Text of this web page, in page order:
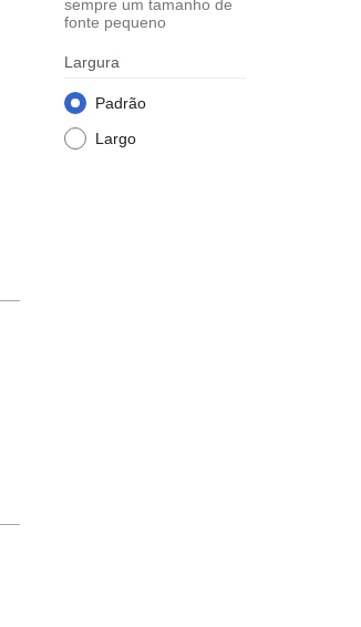
sempre um tamanho de
fonte pequeno
Largura
Padrão
Largo